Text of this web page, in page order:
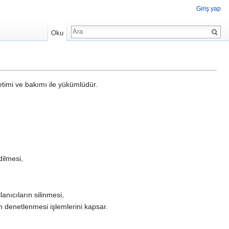
ve bakımı ile yükümlüdür.
silinmesi,
denetlenmesi işlemlerini kapsar.
Giriş yap
Oku
Ara